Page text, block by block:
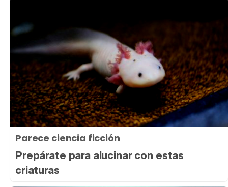
Parece ciencia ficción
Prepárate para alucinar con estas
criaturas